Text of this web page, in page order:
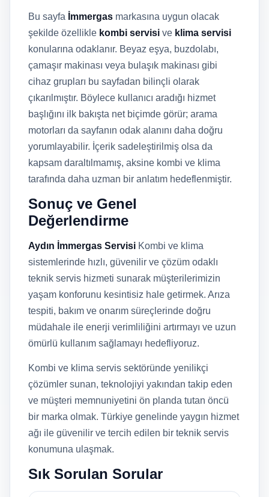
Bu sayfa İmmergas markasına uygun olacak
şekilde özellikle kombi servisi ve klima servisi
konularına odaklanır. Beyaz eşya, buzdolabı,
çamaşır makinası veya bulaşık makinası gibi
cihaz grupları bu sayfadan bilinçli olarak
çıkarılmıştır. Böylece kullanıcı aradığı hizmet
başlığını ilk bakışta net biçimde görür; arama
motorları da sayfanın odak alanını daha doğru
yorumlayabilir. İçerik sadeleştirilmiş olsa da
kapsam daraltılmamış, aksine kombi ve klima
tarafında daha uzman bir anlatım hedeflenmiştir.
Sonuç ve Genel
Değerlendirme
Aydın İmmergas Servisi Kombi ve klima
sistemlerinde hızlı, güvenilir ve çözüm odaklı
teknik servis hizmeti sunarak müşterilerimizin
yaşam konforunu kesintisiz hale getirmek. Arıza
tespiti, bakım ve onarım süreçlerinde doğru
müdahale ile enerji verimliliğini artırmayı ve uzun
ömürlü kullanım sağlamayı hedefliyoruz.
Kombi ve klima servis sektöründe yenilikçi
çözümler sunan, teknolojiyi yakından takip eden
ve müşteri memnuniyetini ön planda tutan öncü
bir marka olmak. Türkiye genelinde yaygın hizmet
ağı ile güvenilir ve tercih edilen bir teknik servis
konumuna ulaşmak.
Sık Sorulan Sorular